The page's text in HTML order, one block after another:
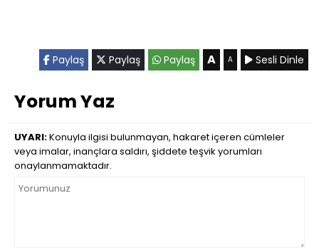
Paylaş Paylaş Paylaş A A Sesli Dinle
Yorum Yaz
UYARI:Konuyla ilgisi bulunmayan, hakaret içeren cümleler
veya imalar, inançlara saldırı, şiddete teşvik yorumları
onaylanmamaktadır.